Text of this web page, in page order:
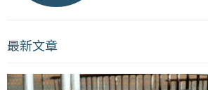
最新文章